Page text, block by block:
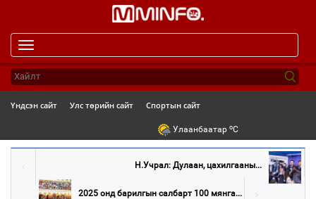
navigation
Үндсэн сайт Улс төрийн сайт Спортын сайт
Улаанбаатар oC
Н.Учрал: Дулаан, цахилгааны...
2025 онд барилгын салбарт 100 мянга...